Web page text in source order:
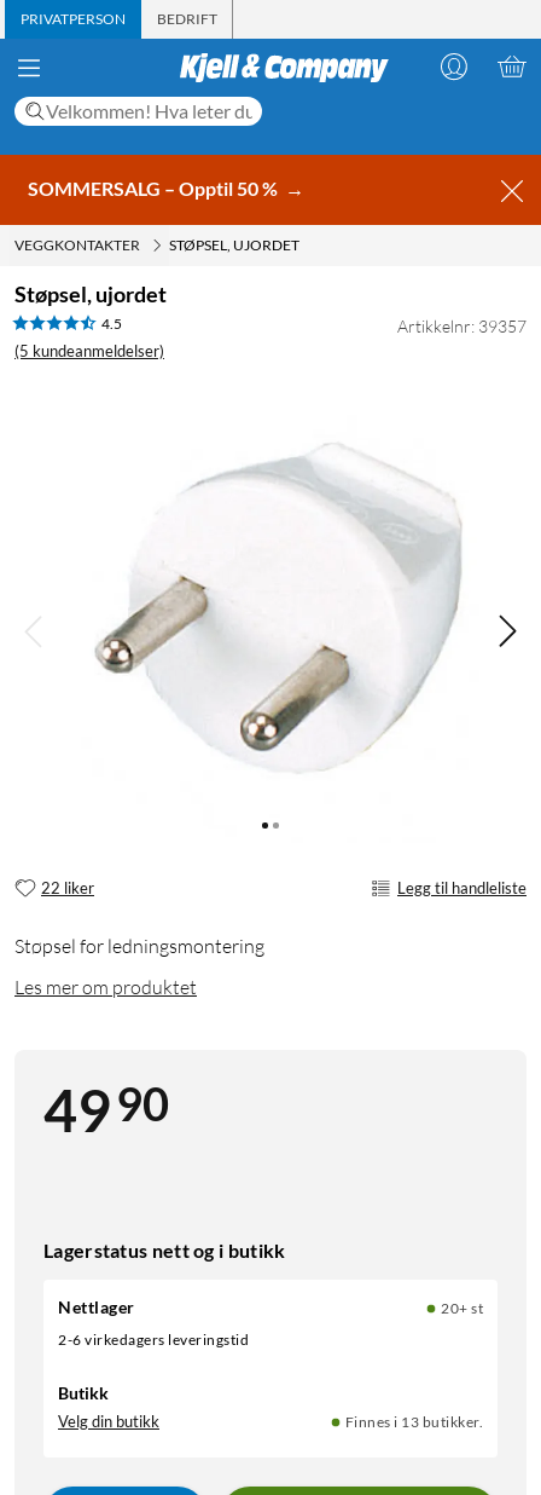
PRIVATPERSON BEDRIFT
SOMMERSALG – Opptil 50 % →
VEGGKONTAKTER STØPSEL, UJORDET
Støpsel, ujordet
4.5
(5 kundeanmeldelser)
Artikkelnr: 39357
22 liker Legg til handleliste
Støpsel for ledningsmontering
Les mer om produktet
4990
Lagerstatus nett og i butikk
Nettlager
20+ st
2-6 virkedagers leveringstid
Butikk
Velg din butikk Finnes i 13 butikker.